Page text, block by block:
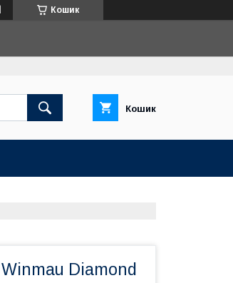
Кошик
Кошик
Diamond